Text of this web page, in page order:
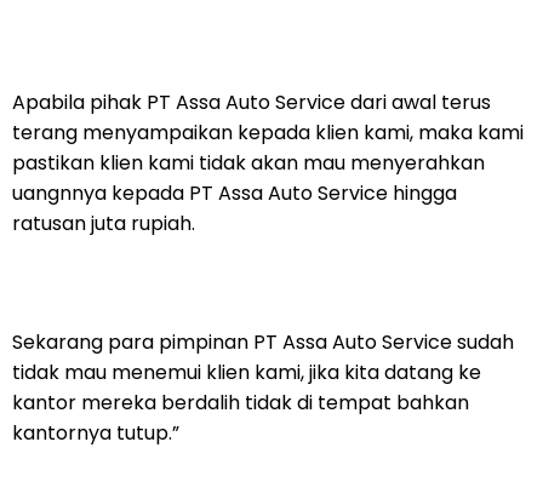
Apabila pihak PT Assa Auto Service dari awal terus
terang menyampaikan kepada klien kami, maka kami
pastikan klien kami tidak akan mau menyerahkan
uangnnya kepada PT Assa Auto Service hingga
ratusan juta rupiah.
Sekarang para pimpinan PT Assa Auto Service sudah
tidak mau menemui klien kami, jika kita datang ke
kantor mereka berdalih tidak di tempat bahkan
kantornya tutup.”